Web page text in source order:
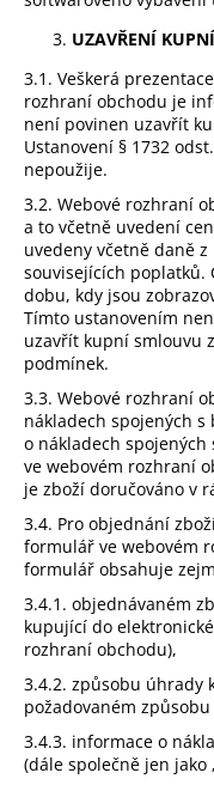
UZAVŘENÍ
3.1. Veškerá
rozhraní obchodu je
není povinen uzavřít
Ustanovení § 1732
nepoužije.
3.2. Webové rozhraní
a to včetně uvedení
uvedeny včetně daně
souvisejících poplatků.
dobu, kdy jsou
Tímto ustanovením
uzavřít kupní smlouvu
podmínek.
3.3. Webové rozhraní
nákladech spojených
o nákladech
ve webovém rozhraní
je zboží doručováno v
3.4. Pro objednání
formulář ve webovém
formulář obsahuje
3.4.1. objednávaném
kupující do
rozhraní obchodu),
3.4.2. způsobu úhrady
požadovaném
3.4.3. informace o
(dále společně jen jako